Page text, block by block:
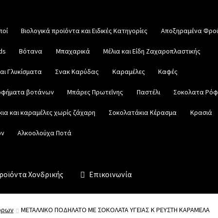
Βιολογικά προϊόντα και Ειδικές Κατηγορίες Αποξηραμένα
Βότανα Μπαχαρικά Μέλια και Είδη Ζαχαροπλαστικής
Γλυκίσματα Σνακ Καρύδας Καραμέλες Καφές
βοτάνων Μπάρες Πρωτεΐνης Παστέλι Σοκολατα
και καραμέλες χωρίς ζάχαρη Σοκολατάκια Κέρασμα Κρασιά
Αλκοολούχα Ποτά
Χονδρικής Επικοινωνία
ΜΕΤΑΛΛΙΚΟ ΠΟΔΗΛΑΤΟ ΜΕ ΣΟΚΟΛΑΤΑ ΥΓΕΙΑΣ Κ ΡΕΥΣΤΗ ΚΑΡΑΜΕΛΑ